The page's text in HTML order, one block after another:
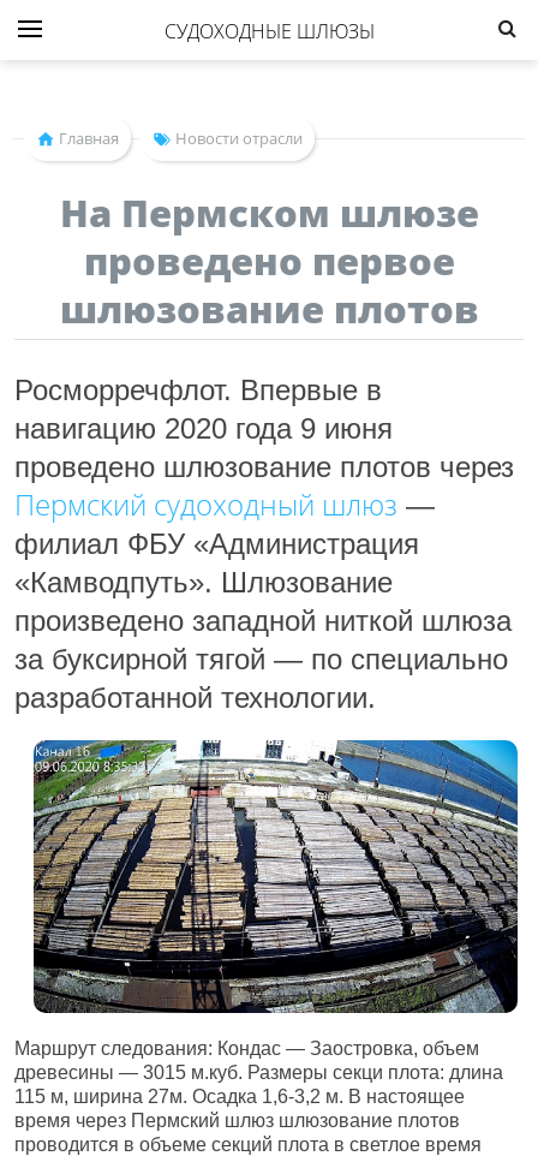
СУДОХОДНЫЕ ШЛЮЗЫ
Главная Новости отрасли
На Пермском шлюзе
проведено первое
шлюзование плотов
Росморречфлот. Впервые в
навигацию 2020 года 9 июня
проведено шлюзование плотов через
Пермский судоходный шлюз —
филиал ФБУ «Администрация
«Камводпуть». Шлюзование
произведено западной ниткой шлюза
за буксирной тягой — по специально
разработанной технологии.
Маршрут следования: Кондас — Заостровка, объем
древесины — 3015 м.куб. Размеры секци плота: длина
115 м, ширина 27м. Осадка 1,6-3,2 м. В настоящее
время через Пермский шлюз шлюзование плотов
проводится в объеме секций плота в светлое время